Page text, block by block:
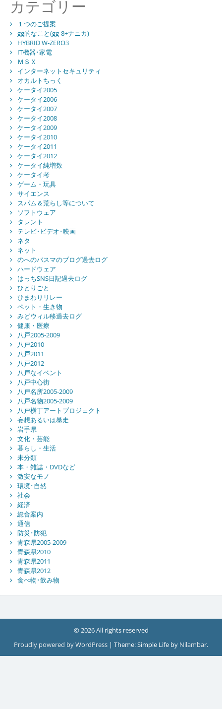
カテゴリー
１つのご提案
gg的なこと(gg-8+ナニカ)
HYBRID W-ZERO3
IT機器･家電
ＭＳＸ
インターネットセキュリティ
オカルトちっく
ケータイ2005
ケータイ2006
ケータイ2007
ケータイ2008
ケータイ2009
ケータイ2010
ケータイ2011
ケータイ2012
ケータイ純増数
ケータイ考
ゲーム・玩具
サイエンス
スパム＆荒らし等について
ソフトウェア
タレント
テレビ･ビデオ･映画
ネタ
ネット
のへのバスマのブログ過去ログ
ハードウェア
はっちSNS日記過去ログ
ひとりごと
ひまわりリレー
ペット・生き物
みどウィル移過去ログ
健康・医療
八戸2005-2009
八戸2010
八戸2011
八戸2012
八戸なイベント
八戸中心街
八戸名所2005-2009
八戸名物2005-2009
八戸横丁アートプロジェクト
妄想あるいは暴走
岩手県
文化・芸能
暮らし・生活
未分類
本・雑誌・DVDなど
激安なモノ
環境･自然
社会
経済
総合案内
通信
防災･防犯
青森県2005-2009
青森県2010
青森県2011
青森県2012
食べ物･飲み物
© 2026 All rights reserved
Proudly powered by WordPress | Theme: Simple Life by Nilambar.